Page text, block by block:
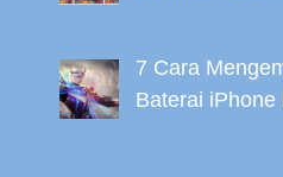
7 Cara
Baterai iPhone